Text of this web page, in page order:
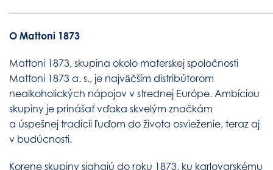
O Mattoni 1873
Mattoni 1873, skupina okolo materskej spoločnosti
Mattoni 1873 a. s., je najväčším distribútorom
nealkoholických nápojov v strednej Európe. Ambíciou
skupiny je prinášať vďaka skvelým značkám
a úspešnej tradícii ľuďom do života osvieženie, teraz aj
v budúcnosti.
Korene skupiny siahajú do roku 1873, ku karlovarskému